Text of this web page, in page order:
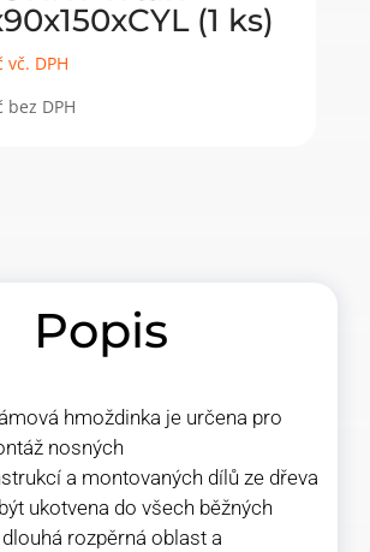
(1 ks)
vč. DPH
bez DPH
Popis
hmoždinka je určena pro
nosných
a montovaných dílů ze dřeva
ukotvena do všech běžných
rozpěrná oblast a